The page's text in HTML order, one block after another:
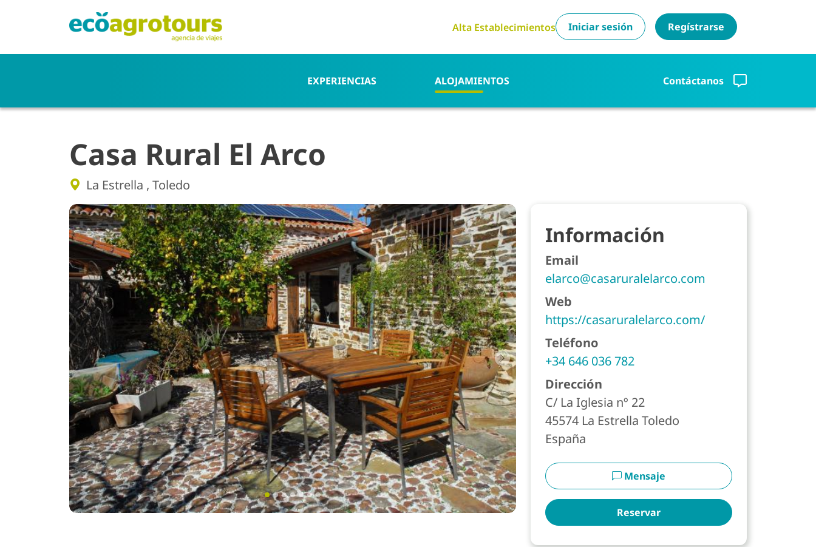
Pasar al contenido principal
Alta Establecimientos Iniciar sesión Regístrarse
EXPERIENCIAS ALOJAMIENTOS Contáctanos
Casa Rural El Arco
La Estrella , Toledo
Anterior Siguiente
Información
Email
elarco@casaruralelarco.com
Web
https://casaruralelarco.com/
Teléfono
+34 646 036 782
Dirección
C/ La Iglesia nº 22
45574 La Estrella Toledo
España
Mensaje
Reservar